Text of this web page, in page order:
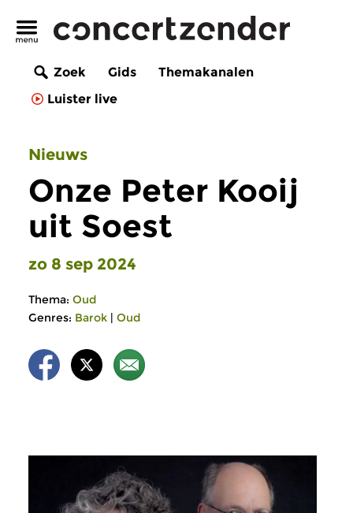
Zoek Gids
Themakanalen
Luister live
Nieuws
Onze Peter Kooij
uit Soest
zo 8 sep 2024
Thema: Oud
Genres: Barok | Oud